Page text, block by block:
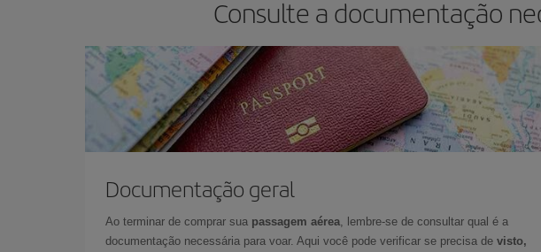
Consulte a documentação
Documentação geral
Ao terminar de comprar sua passagem aérea , lembre-se de consultar qual é a
documentação necessária para voar. Aqui você pode verificar se precisa de visto,